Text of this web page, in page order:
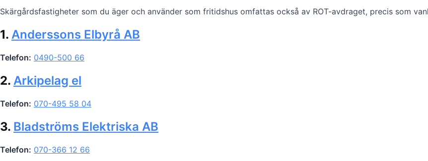
Skärgårdsfastigheter som du äger och använder som fritidshus omfattas också av ROT-avdraget, precis som
1. Anderssons Elbyrå AB
Telefon: 0490-500 66
2. Arkipelag el
Telefon: 070-495 58 04
3. Bladströms Elektriska AB
Telefon: 070-366 12 66